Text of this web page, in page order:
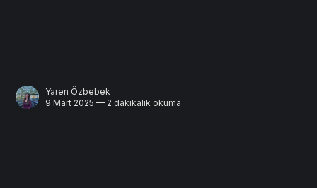
Yaren Özbebek
9 Mart 2025 — 2 dakikalık okuma